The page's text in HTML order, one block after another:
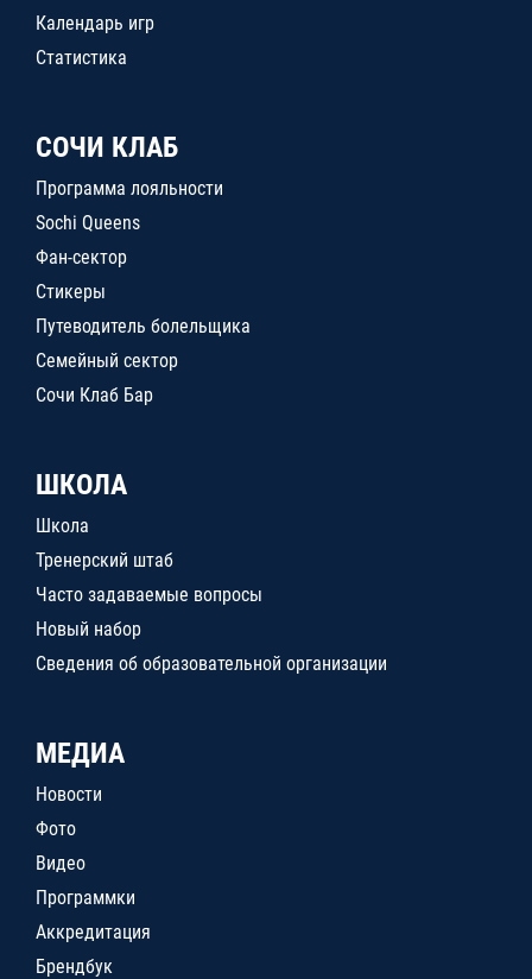
Календарь игр
Статистика
СОЧИ КЛАБ
Программа лояльности
Sochi Queens
Фан-сектор
Стикеры
Путеводитель болельщика
Семейный сектор
Сочи Клаб Бар
ШКОЛА
Школа
Тренерский штаб
Часто задаваемые вопросы
Новый набор
Сведения об образовательной организации
МЕДИА
Новости
Фото
Видео
Программки
Аккредитация
Брендбук